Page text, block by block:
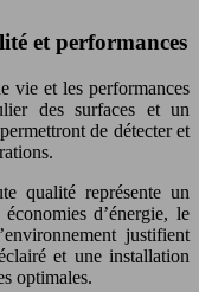
et performances
vie et les performances
des surfaces et un
de détecter et
qualité représente un
d’énergie, le
justifient
et une installation
optimales.